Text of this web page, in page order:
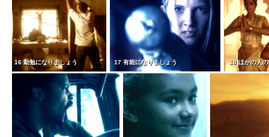
16 勤勉になりましょう 17 有能になりましょう 18 ほかの人